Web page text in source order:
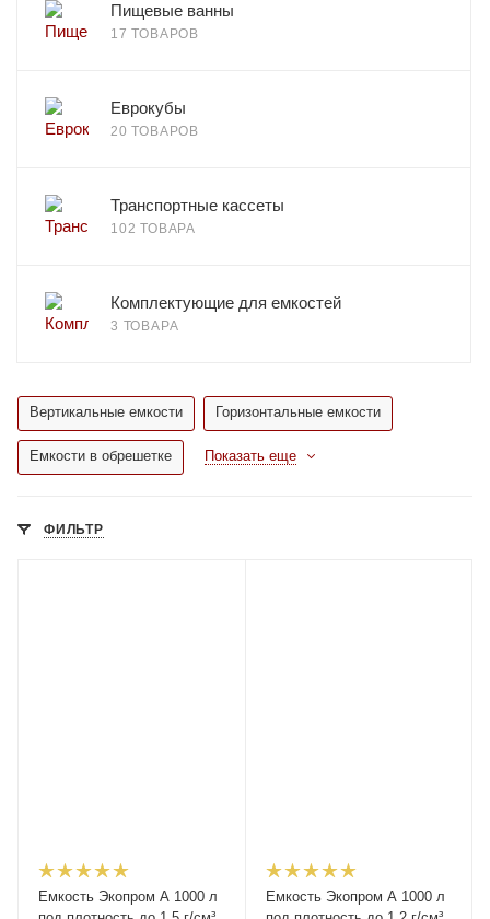
Пищевые ванны
17 ТОВАРОВ
Еврокубы
20 ТОВАРОВ
Транспортные кассеты
102 ТОВАРА
Комплектующие для емкостей
3 ТОВАРА
Вертикальные емкости Горизонтальные емкости
Емкости в обрешетке Показать еще
ФИЛЬТР
Емкость Экопром A 1000 л
Емкость Экопром A 1000 л